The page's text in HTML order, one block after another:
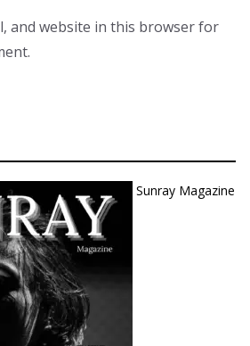
and website in this browser for
Sunray Magazine